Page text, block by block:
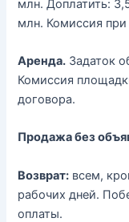
млн. Доплатить:
млн. Комиссия
Аренда. Задаток
Комиссия
договора.
Продажа без
Возврат: всем,
рабочих дней.
оплаты.